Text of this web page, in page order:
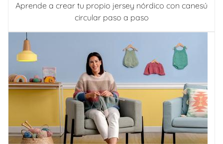
Aprende a crear tu propio jersey nórdico con canesú
circular paso a paso